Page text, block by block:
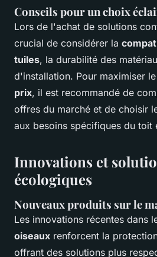
Conseils pour un choix
Lors de l'achat de solutions
crucial de considérer la
tuiles, la durabilité des
d'installation. Pour maximiser le
prix, il est recommandé de
offres du marché et de choisir
aux besoins spécifiques du toit
Innovations et
écologiques
Nouveaux produits sur le
Les innovations récentes dans
oiseaux renforcent la
offrant des solutions plus